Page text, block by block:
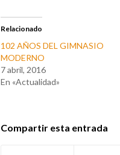
Relacionado
102 AÑOS DEL GIMNASIO
MODERNO
7 abril, 2016
En «Actualidad»
Compartir esta entrada